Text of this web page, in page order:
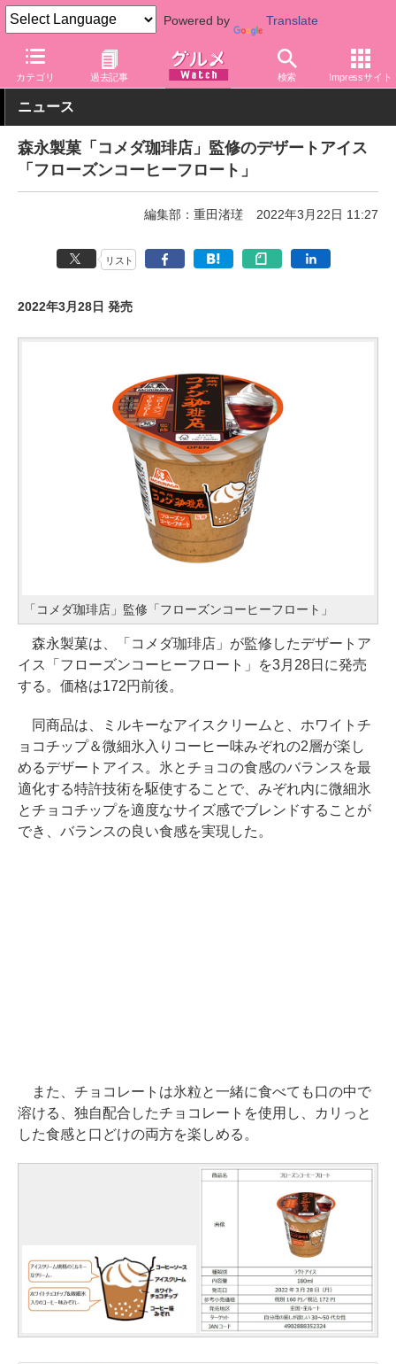
Powered by Translate
カテゴリ 過去記事 検索 Impressサイト
グルメ Watch 菓子・スイーツ アイスクリーム
ニュース
森永製菓「コメダ珈琲店」監修のデザートアイス
「フローズンコーヒーフロート」
編集部：重田渚瑳 2022年3月22日 11:27
リスト
2022年3月28日 発売
「コメダ珈琲店」監修「フローズンコーヒーフロート」
森永製菓は、「コメダ珈琲店」が監修したデザートア
イス「フローズンコーヒーフロート」を3月28日に発売
する。価格は172円前後。
同商品は、ミルキーなアイスクリームと、ホワイトチ
ョコチップ＆微細氷入りコーヒー味みぞれの2層が楽し
めるデザートアイス。氷とチョコの食感のバランスを最
適化する特許技術を駆使することで、みぞれ内に微細氷
とチョコチップを適度なサイズ感でブレンドすることが
でき、バランスの良い食感を実現した。
また、チョコレートは氷粒と一緒に食べても口の中で
溶ける、独自配合したチョコレートを使用し、カリっと
した食感と口どけの両方を楽しめる。